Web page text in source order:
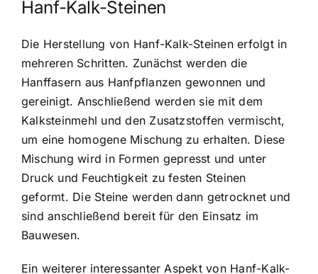
Hanf-Kalk-Steinen
Die Herstellung von Hanf-Kalk-Steinen erfolgt in
mehreren Schritten. Zunächst werden die
Hanffasern aus Hanfpflanzen gewonnen und
gereinigt. Anschließend werden sie mit dem
Kalksteinmehl und den Zusatzstoffen vermischt,
um eine homogene Mischung zu erhalten. Diese
Mischung wird in Formen gepresst und unter
Druck und Feuchtigkeit zu festen Steinen
geformt. Die Steine werden dann getrocknet und
sind anschließend bereit für den Einsatz im
Bauwesen.
Ein weiterer interessanter Aspekt von Hanf-Kalk-